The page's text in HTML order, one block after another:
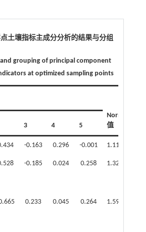
土壤指标主成分分析的结果与分组
and grouping of principal component
at optimized sampling points
Norm
值
3 4 5
-0.163 0.296 -0.001 1.114
-0.185 0.024 0.258 1.324
0.233 0.045 0.264 1.595